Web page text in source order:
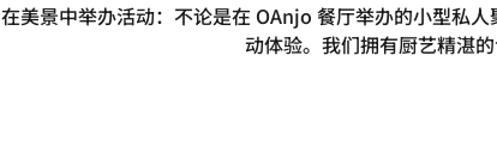
在美景中举办活动：不论是在 OAnjo 餐厅举办的小型私
动体验。我们拥有厨艺精湛